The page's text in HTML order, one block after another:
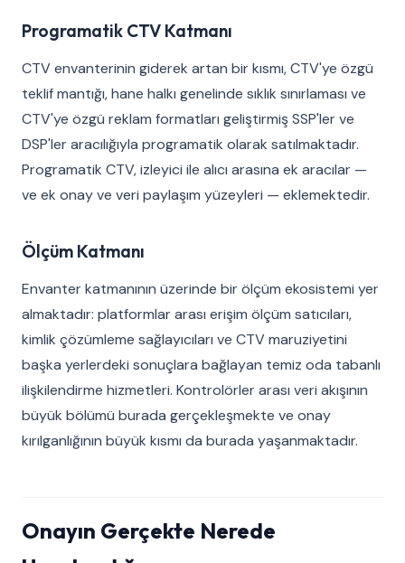
Programatik CTV Katmanı
CTV envanterinin giderek artan bir kısmı, CTV'ye özgü
teklif mantığı, hane halkı genelinde sıklık sınırlaması ve
CTV'ye özgü reklam formatları geliştirmiş SSP'ler ve
DSP'ler aracılığıyla programatik olarak satılmaktadır.
Programatik CTV, izleyici ile alıcı arasına ek aracılar —
ve ek onay ve veri paylaşım yüzeyleri — eklemektedir.
Ölçüm Katmanı
Envanter katmanının üzerinde bir ölçüm ekosistemi yer
almaktadır: platformlar arası erişim ölçüm satıcıları,
kimlik çözümleme sağlayıcıları ve CTV maruziyetini
başka yerlerdeki sonuçlara bağlayan temiz oda tabanlı
ilişkilendirme hizmetleri. Kontrolörler arası veri akışının
büyük bölümü burada gerçekleşmekte ve onay
kırılganlığının büyük kısmı da burada yaşanmaktadır.
Onayın Gerçekte Nerede